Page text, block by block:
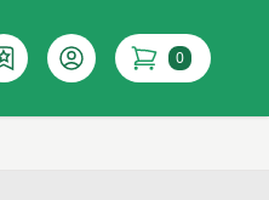
ΕπιθυμητόAccount 0
items in cart